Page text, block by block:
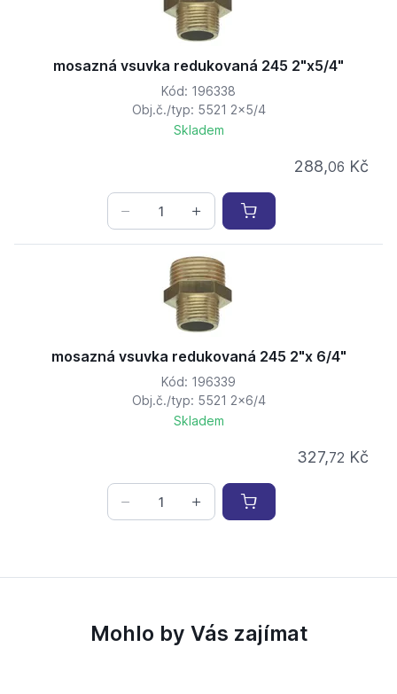
mosazná vsuvka redukovaná 245 2"x5/4"
Kód: 196338
Obj.č./typ: 5521 2x5/4
Skladem
288,06 Kč
mosazná vsuvka redukovaná 245 2"x 6/4"
Kód: 196339
Obj.č./typ: 5521 2x6/4
Skladem
327,72 Kč
Mohlo by Vás zajímat